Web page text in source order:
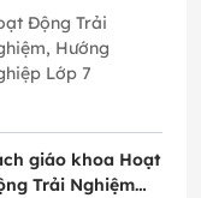
Nghiệp lớp 7
2 Chân Trời
Tạo
Động Trải
Hướng
Lớp 7
giáo khoa Hoạt
Trải Nghiệm